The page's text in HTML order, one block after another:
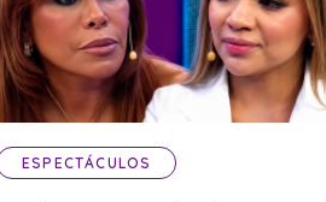
ESPECTÁCULOS